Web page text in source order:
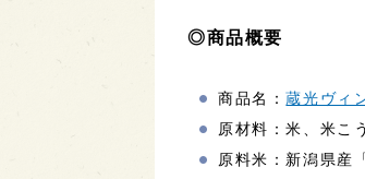
◎商品概要
商品名：蔵光ヴィ
原材料：米、米こ
原料米：新潟県産